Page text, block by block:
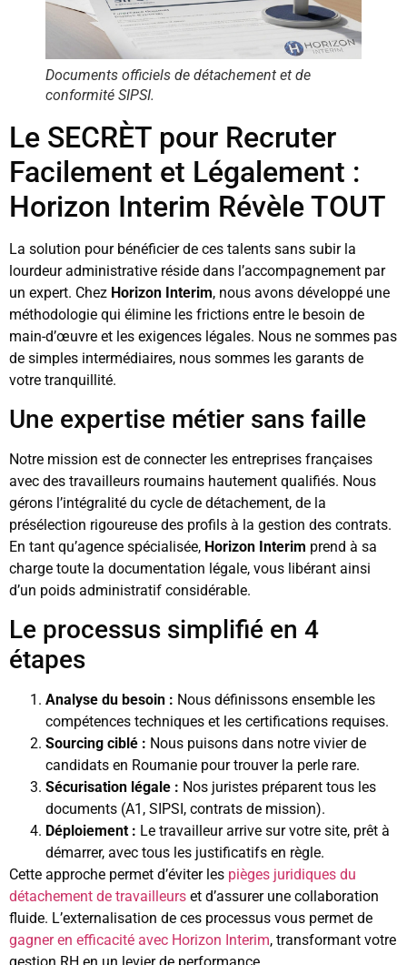
Documents officiels de détachement et de
conformité SIPSI.
Le SECRÈT pour Recruter
Facilement et Légalement :
Horizon Interim Révèle TOUT
La solution pour bénéficier de ces talents sans subir la
lourdeur administrative réside dans l’accompagnement par
un expert. Chez Horizon Interim, nous avons développé une
méthodologie qui élimine les frictions entre le besoin de
main-d’œuvre et les exigences légales. Nous ne sommes pas
de simples intermédiaires, nous sommes les garants de
votre tranquillité.
Une expertise métier sans faille
Notre mission est de connecter les entreprises françaises
avec des travailleurs roumains hautement qualifiés. Nous
gérons l’intégralité du cycle de détachement, de la
présélection rigoureuse des profils à la gestion des contrats.
En tant qu’agence spécialisée, Horizon Interim prend à sa
charge toute la documentation légale, vous libérant ainsi
d’un poids administratif considérable.
Le processus simplifié en 4
étapes
Analyse du besoin : Nous définissons ensemble les
compétences techniques et les certifications requises.
Sourcing ciblé : Nous puisons dans notre vivier de
candidats en Roumanie pour trouver la perle rare.
Sécurisation légale : Nos juristes préparent tous les
documents (A1, SIPSI, contrats de mission).
Déploiement : Le travailleur arrive sur votre site, prêt à
démarrer, avec tous les justificatifs en règle.
Cette approche permet d’éviter les pièges juridiques du
détachement de travailleurs et d’assurer une collaboration
fluide. L’externalisation de ces processus vous permet de
gagner en efficacité avec Horizon Interim, transformant votre